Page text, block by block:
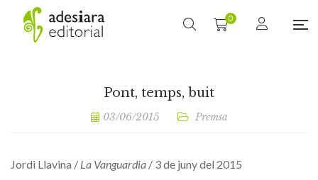
0
Pont, temps, buit
03/06/2015 Premsa
Jordi Llavina / La Vanguardia / 3 de juny del 2015